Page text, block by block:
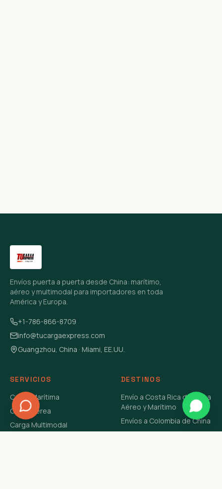
Envíos puerta a puerta desde China: marítimo,
aéreo y multimodal para importadores en toda
América y Europa.
+1-786-866-8709
info@tucargaexpress.com
Guangzhou, China · Miami, EE.UU.
SERVICIOS
Carga Marítima
Carga Aérea
Carga Multimodal
DESTINOS
Envío a Costa Rica de China
Aéreo y Marítimo
Envíos a Colombia de China